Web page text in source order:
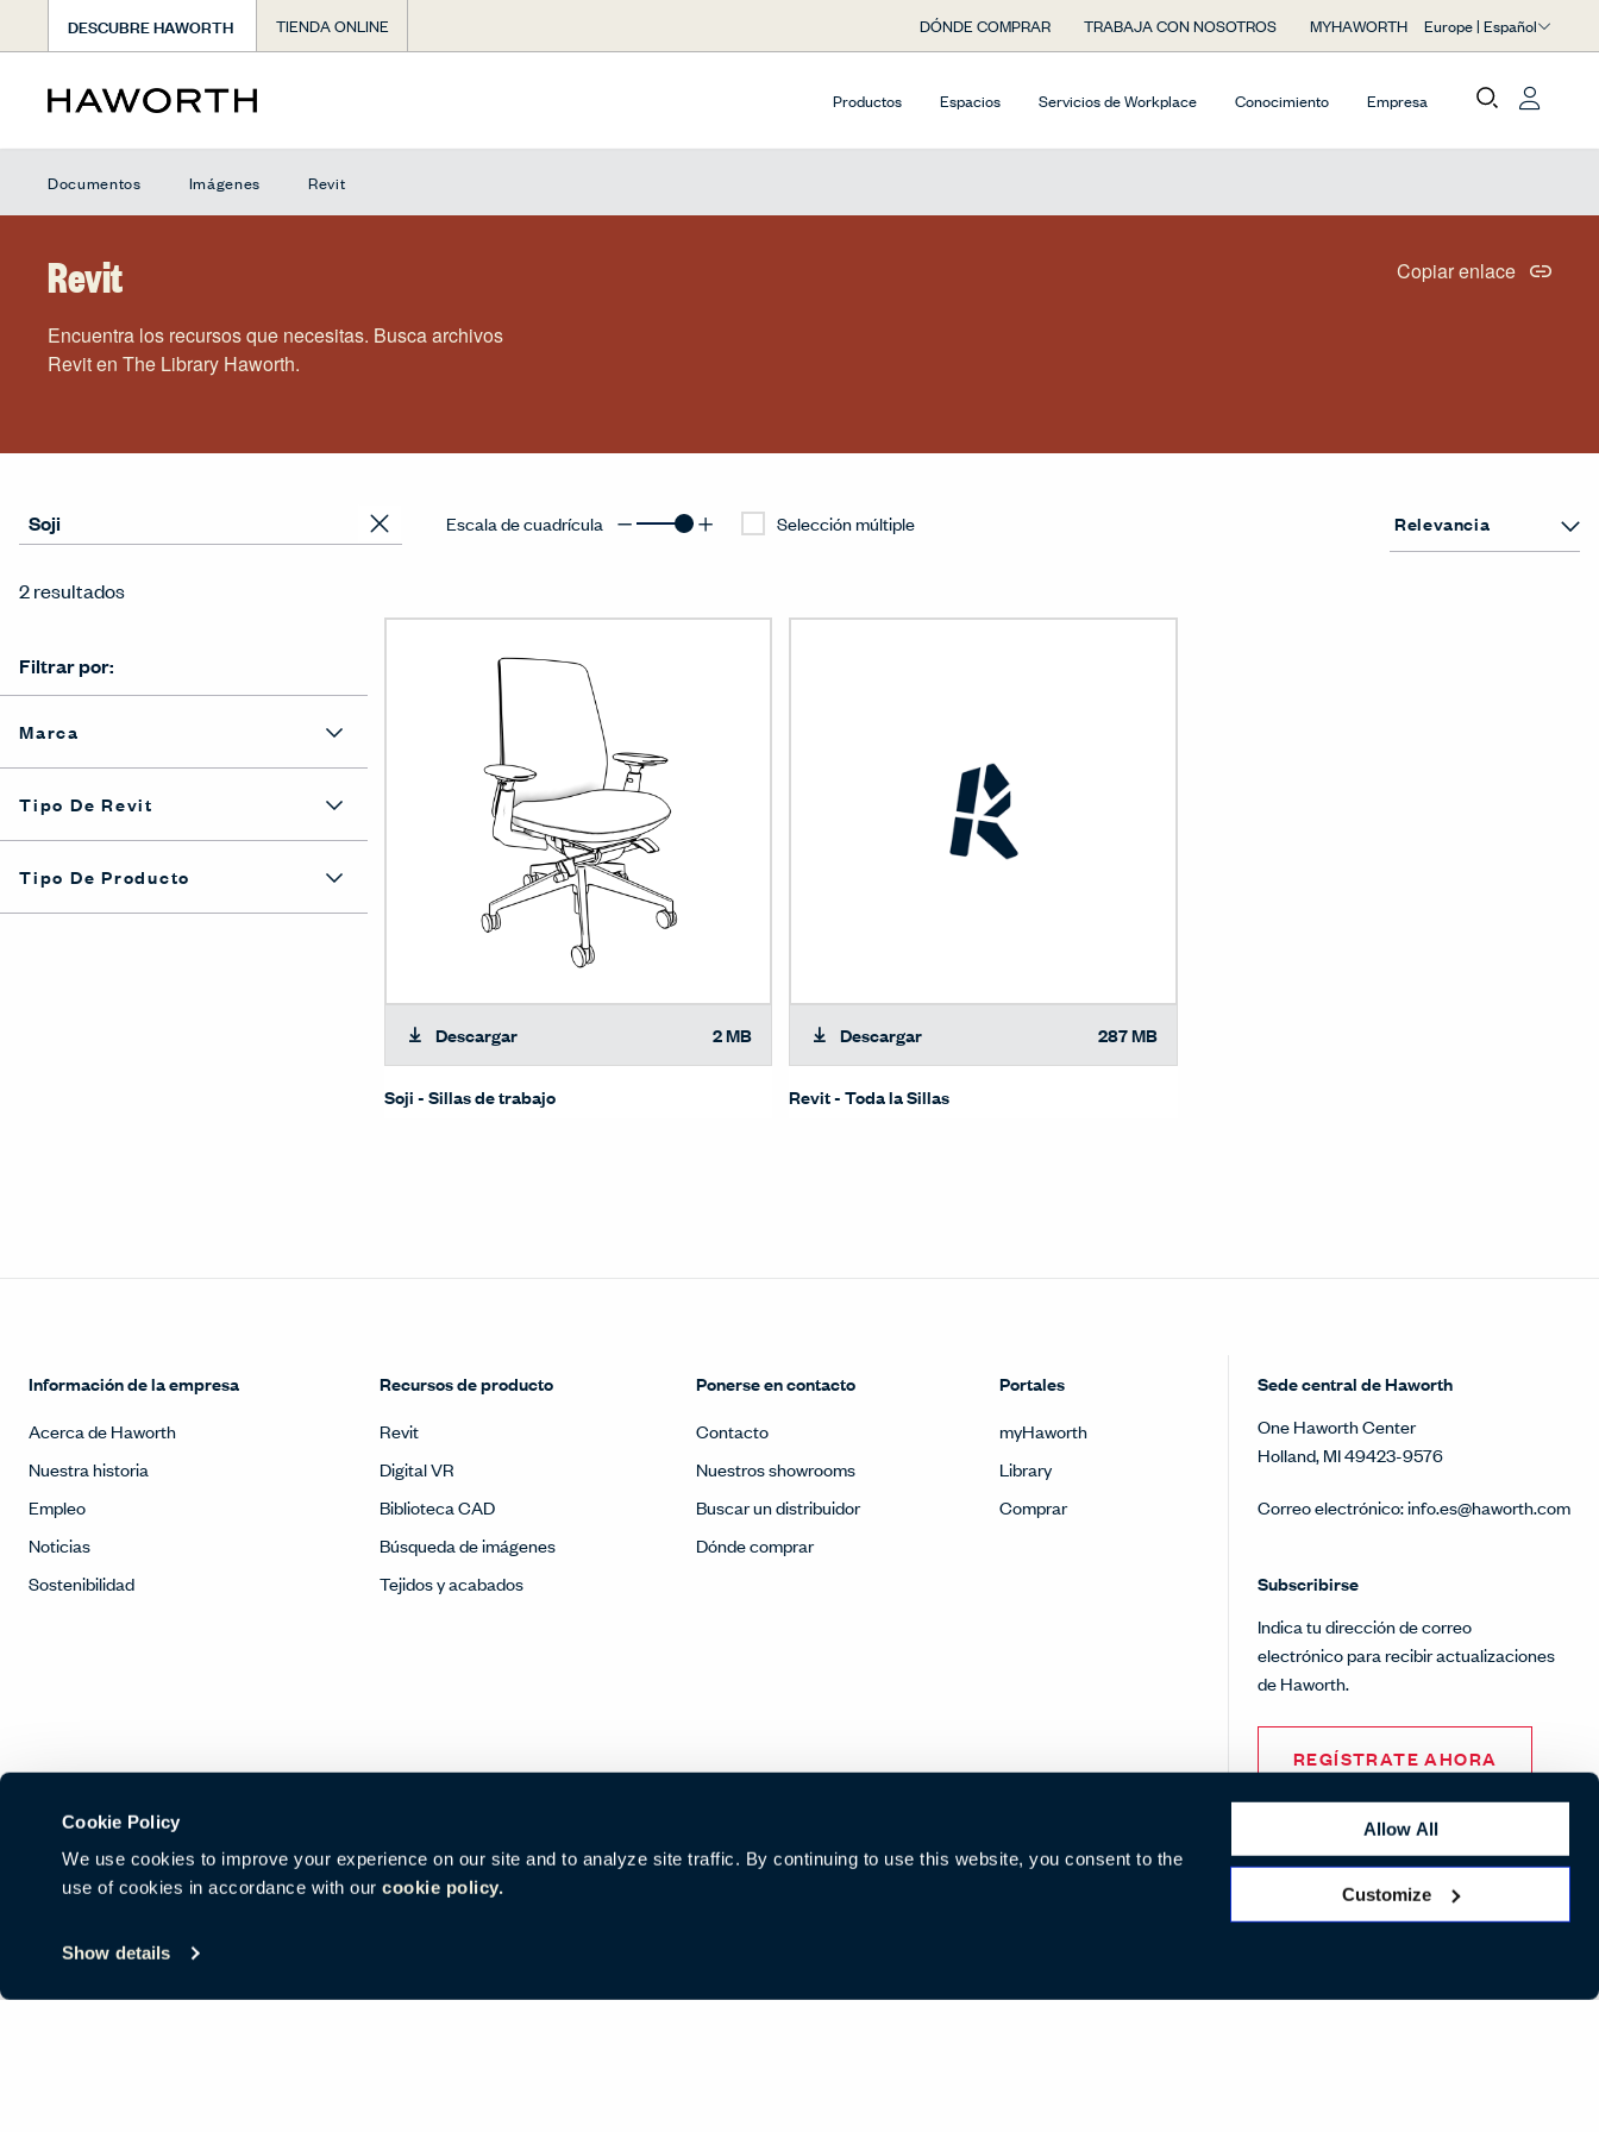
Cookie Policy
We use cookies to improve your experience on our site and to analyze site traffic. By continuing to use this website, you consent to the
use of cookies in accordance with ourcookie policy.
Show details
Allow All
Customize
DESCUBRE HAWORTH TIENDA ONLINE DÓNDE COMPRAR TRABAJA CON NOSOTROS MYHAWORTH Europe | Español
Productos Espacios Servicios de Workplace Conocimiento Empresa
Documentos Imágenes Revit
Revit
Encuentra los recursos que necesitas. Busca archivos
Revit en The Library Haworth.
Copiar enlace
Escala de cuadrícula surfacesDecreaseGridButtonLabel
surfacesIncreaseGridButtonLabel
Selección múltiple
2 resultados
Filtrar por:
Marca
Tipo De Revit
Tipo De Producto
Soji - Sillas de trabajo
Descargar 2 MB
Revit - Toda la Sillas
Descargar 287 MB
Información de la empresa
Acerca de Haworth
Nuestra historia
Empleo
Noticias
Sostenibilidad
Recursos de producto
Revit
Digital VR
Biblioteca CAD
Búsqueda de imágenes
Tejidos y acabados
Ponerse en contacto
Contacto
Nuestros showrooms
Buscar un distribuidor
Dónde comprar
Portales
myHaworth
Library
Comprar
Sede central de Haworth
One Haworth Center
Holland, MI 49423-9576
Correo electrónico:info.es@haworth.com
Subscribirse
Indica tu dirección de correo
electrónico para recibir actualizaciones
de Haworth.
REGÍSTRATE AHORA
© Copyright Haworth, Inc.